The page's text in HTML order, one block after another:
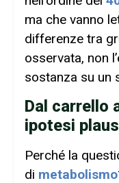
ma che vanno
differenze tra
osservata, non
sostanza su un
Dal carrello
ipotesi
Perché la
di metabolismo